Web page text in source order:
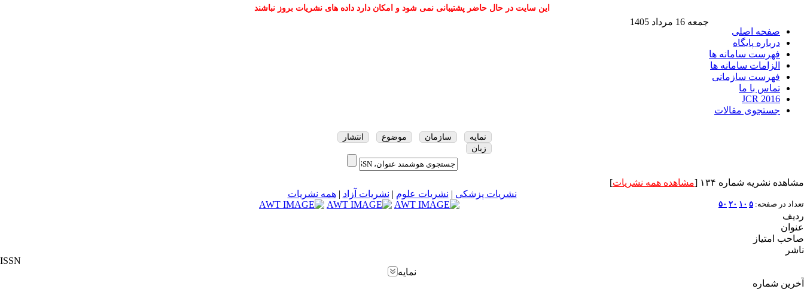
این سایت در حال حاضر پشتیبانی نمی شود و امکان دارد داده های نشریات بروز نباشند
صفحه اصلی
درباره پایگاه
فهرست سامانه ها
الزامات سامانه ها
فهرست سازمانی
تماس با ما
JCR 2016
جستجوی مقالات
جمعه 16 مرداد 1405
نمایه سازمان موضوع
انتشار
زبان
مشاهده نشریه شماره ۱۳۴ [ مشاهده همه نشریات]
نشریات پزشکی | نشریات علوم | نشریات آزاد |همه نشریات
تعداد در صفحه: ۵ ۱۰ ۲۰ ۵۰
ردیف
عنوان
صاحب امتیاز
ناشر
ISSN
نمایه
آخرین شماره